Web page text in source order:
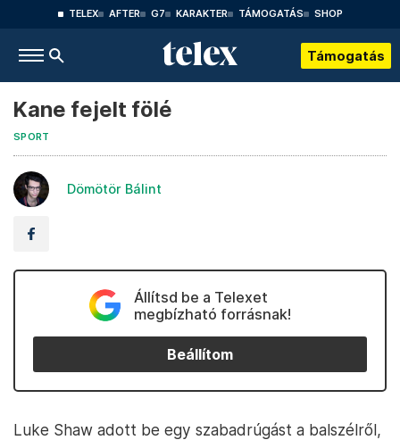
TELEX AFTER G7 KARAKTER TÁMOGATÁS SHOP
Támogatás
Kane fejelt fölé
SPORT
Dömötör Bálint
Állítsd be a Telexet
megbízható forrásnak!
Beállítom
Luke Shaw adott be egy szabadrúgást a balszélről,